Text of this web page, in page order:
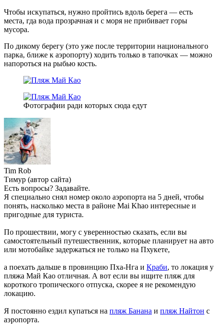
Чтобы искупаться, нужно пройтись вдоль берега — есть
места, гда вода прозрачная и с моря не прибивает горы
мусора.
По дикому берегу (это уже после территории национального
парка, ближе к аэропорту) ходить только в тапочках — можно
напороться на рыбью кость.
Фотографии ради которых сюда едут
Tim Rob
Тимур (автор сайта)
Есть вопросы? Задавайте.
Я специально снял номер около аэропорта на 5 дней, чтобы
понять, насколько места в районе Mai Khao интересные и
пригодные для туриста.
По прошествии, могу с уверенностью сказать, если вы
самостоятельный путешественник, которые планирует на авто
или мотобайке задержаться не только на Пхукете,
а поехать дальше в провинцию Пха-Нга и Краби, то локация у
пляжа Май Као отличная. А вот если вы ищите пляж для
короткого тропического отпуска, скорее я не рекомендую
локацию.
Я постоянно ездил купаться на пляж Банана и пляж Найтон с
аэропорта.